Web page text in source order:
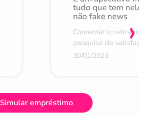
tudo que tem nele
não fake news
Comentário retirado
pesquisa de
30/01/2023
›
Simular empréstimo